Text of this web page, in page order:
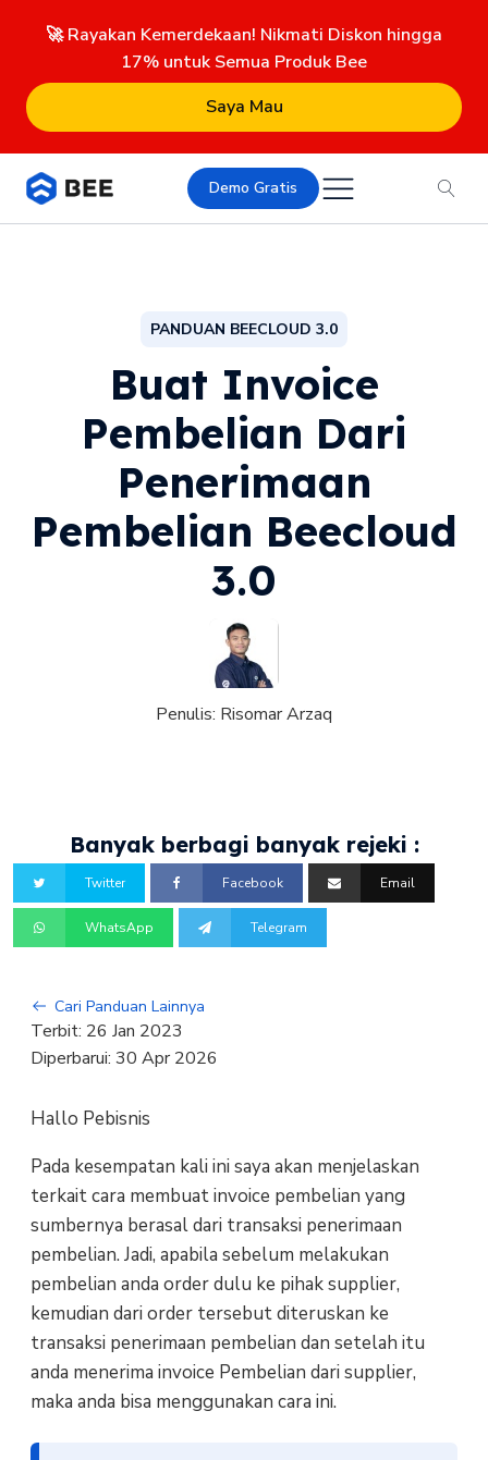
🚀 Rayakan Kemerdekaan! Nikmati Diskon hingga
17% untuk Semua Produk Bee
Saya Mau
Demo Gratis
PANDUAN BEECLOUD 3.0
Buat Invoice
Pembelian Dari
Penerimaan
Pembelian Beecloud
3.0
Penulis: Risomar Arzaq
Banyak berbagi banyak rejeki :
Twitter Facebook Email
WhatsApp Telegram
Cari Panduan Lainnya
Terbit: 26 Jan 2023
Diperbarui: 30 Apr 2026
Hallo Pebisnis
Pada kesempatan kali ini saya akan menjelaskan
terkait cara membuat invoice pembelian yang
sumbernya berasal dari transaksi penerimaan
pembelian. Jadi, apabila sebelum melakukan
pembelian anda order dulu ke pihak supplier,
kemudian dari order tersebut diteruskan ke
transaksi penerimaan pembelian dan setelah itu
anda menerima invoice Pembelian dari supplier,
maka anda bisa menggunakan cara ini.